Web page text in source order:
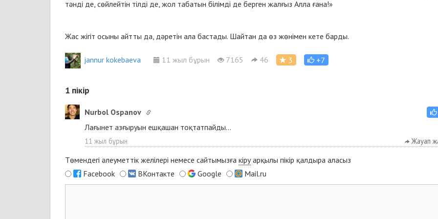
тәнді де, сөйлейтін тілді де, жол табатын білімді де берген жалғыз Алла ғана!»
Жас жігіт осыны айтты да, дәретін ала бастады. Шайтан да өз жөнімен кете барды.
jannur kokebaeva 11 жыл бұрын 7165 46 3 +7
1 пікір
Nurbol Ospanov
Лағынет азғыруын ешқашан тоқтатпайды...
11 жыл бұрын Жауап
Төмендегі әлеуметтік желілері немесе сайтымызға кіруарқылы пікір қалдыра аласыз
Facebook
ВКонтакте Google Mail.ru